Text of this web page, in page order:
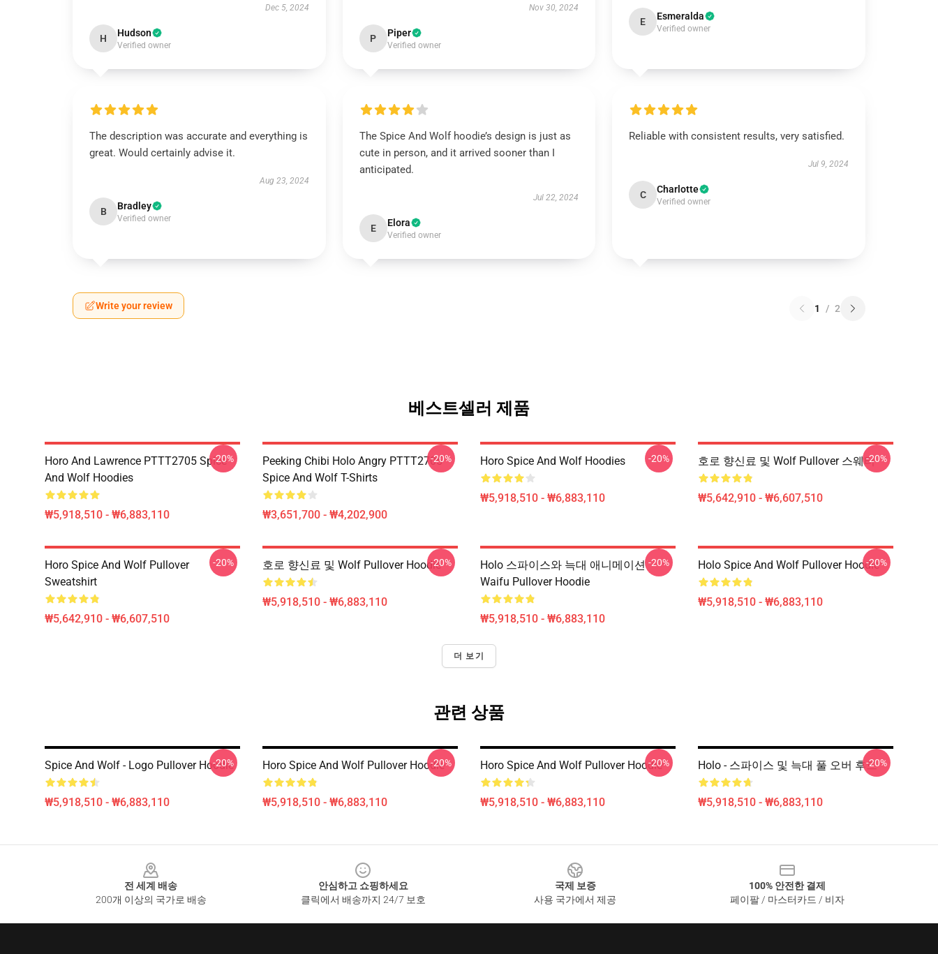
Dec 5, 2024
H Hudson
Verified owner
Nov 30, 2024
P Piper
Verified owner
E Esmeralda
Verified owner
The description was accurate and everything is
great. Would certainly advise it.
Aug 23, 2024
B Bradley
Verified owner
The Spice And Wolf hoodie’s design is just as
cute in person, and it arrived sooner than I
anticipated.
Jul 22, 2024
E Elora
Verified owner
Reliable with consistent results, very satisfied.
Jul 9, 2024
C Charlotte
Verified owner
Write your review 1 / 2
베스트셀러 제품
Horo And Lawrence PTTT2705 Spice
And Wolf Hoodies
₩5,918,510 - ₩6,883,110
-20%
Peeking Chibi Holo Angry PTTT2705
Spice And Wolf T-Shirts
₩3,651,700 - ₩4,202,900
-20% Horo Spice And Wolf Hoodies
₩5,918,510 - ₩6,883,110
-20% 호로 향신료 및 Wolf Pullover 스웨터
₩5,642,910 - ₩6,607,510
-20%
Horo Spice And Wolf Pullover
Sweatshirt
₩5,642,910 - ₩6,607,510
-20% 호로 향신료 및 Wolf Pullover Hoodie
₩5,918,510 - ₩6,883,110
-20%
Holo 스파이스와 늑대 애니메이션
Waifu Pullover Hoodie
₩5,918,510 - ₩6,883,110
-20% Holo Spice And Wolf Pullover Hoodie
₩5,918,510 - ₩6,883,110
-20%
더 보기
관련 상품
Spice And Wolf - Logo Pullover Hoodie
₩5,918,510 - ₩6,883,110
-20% Horo Spice And Wolf Pullover Hoodie
₩5,918,510 - ₩6,883,110
-20% Horo Spice And Wolf Pullover Hoodie
₩5,918,510 - ₩6,883,110
-20% Holo - 스파이스 및 늑대 풀 오버 후드
₩5,918,510 - ₩6,883,110
-20%
전 세계 배송
200개 이상의 국가로 배송
안심하고 쇼핑하세요
클릭에서 배송까지 24/7 보호
국제 보증
사용 국가에서 제공
100% 안전한 결제
페이팔 / 마스터카드 / 비자